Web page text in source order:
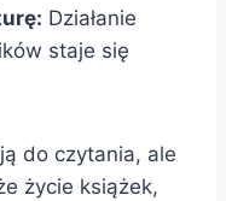
Działanie
staje się
do czytania, ale
życie książek,